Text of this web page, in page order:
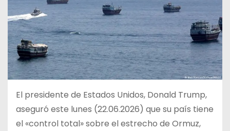
El presidente de Estados Unidos, Donald Trump,
aseguró este lunes (22.06.2026) que su país tiene
el «control total» sobre el estrecho de Ormuz,